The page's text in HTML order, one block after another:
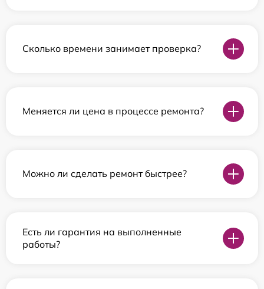
Сколько времени занимает проверка?
Меняется ли цена в процессе ремонта?
Можно ли сделать ремонт быстрее?
Есть ли гарантия на выполненные
работы?